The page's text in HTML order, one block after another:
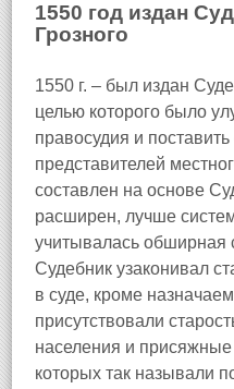
1550 год издан
Грозного
1550 г. – был издан
целью которого было
правосудия и
представителей
составлен на основе
расширен, лучше
учитывалась обширная
Судебник узаконивал
в суде, кроме
присутствовали
населения и
которых так называли